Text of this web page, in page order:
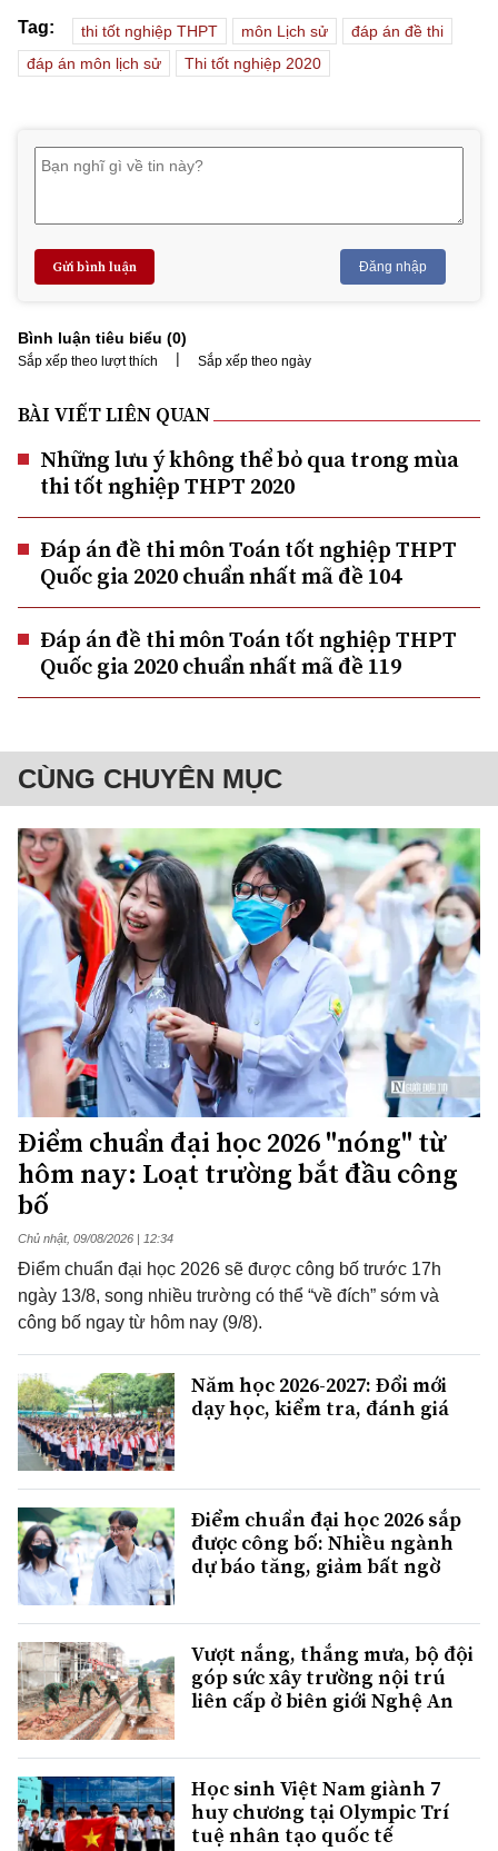
Tag: thi tốt nghiệp THPT môn Lịch sử
đáp án đề thi
đáp án môn lịch sử
Thi tốt nghiệp 2020
Gửi bình luận Đăng nhập
Bình luận tiêu biểu (0)
Sắp xếp theo lượt thích | Sắp xếp theo ngày
BÀI VIẾT LIÊN QUAN
Những lưu ý không thể bỏ qua trong mùa
thi tốt nghiệp THPT 2020
Đáp án đề thi môn Toán tốt nghiệp THPT
Quốc gia 2020 chuẩn nhất mã đề 104
Đáp án đề thi môn Toán tốt nghiệp THPT
Quốc gia 2020 chuẩn nhất mã đề 119
CÙNG CHUYÊN MỤC
Điểm chuẩn đại học 2026 "nóng" từ
hôm nay: Loạt trường bắt đầu công
bố
Chủ nhật, 09/08/2026 | 12:34
Điểm chuẩn đại học 2026 sẽ được công bố trước 17h
ngày 13/8, song nhiều trường có thể “về đích” sớm và
công bố ngay từ hôm nay (9/8).
Năm học 2026-2027: Đổi mới
dạy học, kiểm tra, đánh giá
Điểm chuẩn đại học 2026 sắp
được công bố: Nhiều ngành
dự báo tăng, giảm bất ngờ
Vượt nắng, thắng mưa, bộ đội
góp sức xây trường nội trú
liên cấp ở biên giới Nghệ An
Học sinh Việt Nam giành 7
huy chương tại Olympic Trí
tuệ nhân tạo quốc tế